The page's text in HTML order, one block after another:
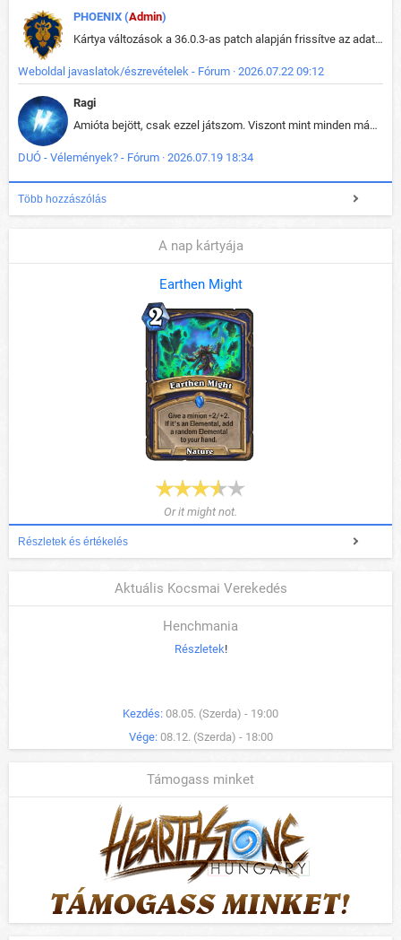
PHOENIX (Admin)
Kártya változások a 36.0.3-as patch alapján frissítve az adatbázisban (képek is cserélve).
Weboldal javaslatok/észrevételek - Fórum · 2026.07.22 09:12
Ragi
Amióta bejött, csak ezzel játszom. Viszont mint minden más - akár az alapjáték is, ez is baromira összetett lett. Néha már pár kör után is esélytelen az egész. Vagy irreállisan túltápol valaki, vagy lelép a partner, vagy csak hülye mint a segg. És amikor eljönne az én időm, na akkor jön el mindenki másé is. Engem jobban érdekelne, hogy ki milyen ratingen szokott játszani. Na ez lenne egy érdekes adat.
DUÓ - Vélemények? - Fórum · 2026.07.19 18:34
Több hozzászólás
A nap kártyája
Earthen Might
Or it might not.
Részletek és értékelés
Aktuális Kocsmai Verekedés
Henchmania
Részletek!
Kezdés: 08.05. (Szerda) - 19:00
Vége: 08.12. (Szerda) - 18:00
Támogass minket